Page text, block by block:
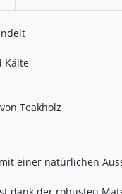
Kälte
Teakholz
einer natürlichen